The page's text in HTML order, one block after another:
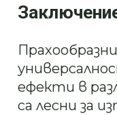
ефекти в
са лесни за